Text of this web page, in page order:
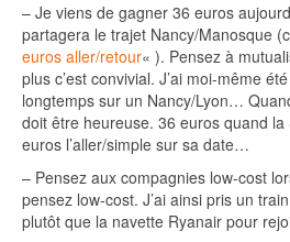
– Je viens de gagner 36 euros
partagera le trajet Nancy/Manosque
euros aller/retour« ). Pensez à
plus c’est convivial. J’ai moi-même
longtemps sur un Nancy/Lyon…
doit être heureuse. 36 euros quand
euros l’aller/simple sur sa date…
– Pensez aux compagnies low-cost
pensez low-cost. J’ai ainsi pris un
plutôt que la navette Ryanair pour